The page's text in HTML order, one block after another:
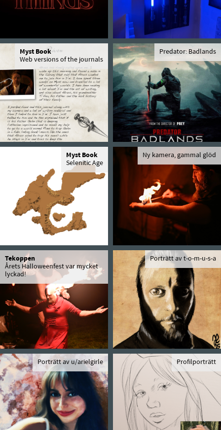
Myst Book
Web versions of the journals
Predator: Badlands
Myst Book
Selenitic Age
Ny kamera, gammal glöd
Tekoppen
Årets Halloweenfest var mycket
lyckad!
Porträtt av t-o-m-u-s-a
Porträtt av u/arielgirle Profilporträtt